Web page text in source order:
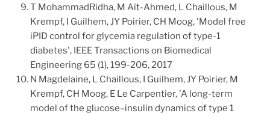
T MohammadRidha, M Aït-Ahmed, L Chaillous, M
Krempf, I Guilhem, JY Poirier, CH Moog, 'Model free
iPID control for glycemia regulation of type-1
diabetes', IEEE Transactions on Biomedical
Engineering 65 (1), 199-206, 2017
N Magdelaine, L Chaillous, I Guilhem, JY Poirier, M
Krempf, CH Moog, E Le Carpentier, 'A long-term
model of the glucose–insulin dynamics of type 1